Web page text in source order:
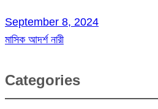
September 8, 2024
মাসিক আদর্শ নারী
Categories